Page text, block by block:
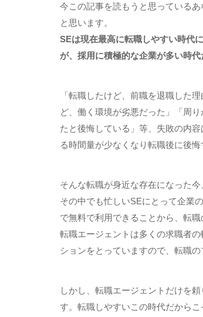
今この記事を読もうと思っている
と思います。
SEは現在最高に転職しやすい時代
が、採用に積極的な企業が多い時
「転職したけど、前職を退職した
ど、働く環境が劣悪だった」「周
たと後悔している」等、失敗の内
る時間量が少なくなり転職後に後
そんな転職が身近な存在になった
その中でも忙しいSEにとって企業
で無料で利用できることから、転
転職エージェントは多くの求職者
ションをとっていますので、転職の
しかし、転職エージェントだけを
す。転職しやすいこの時代だから